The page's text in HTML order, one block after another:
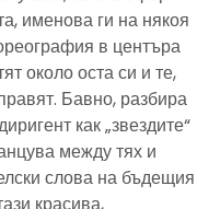
именова ги на някоя
в центъра
около оста си и те,
Бавно, разбира
как „звездите“
между тях и
слова на бъдещия
красива,